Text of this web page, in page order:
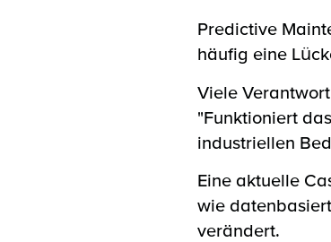
Predictive
häufig eine
Viele
"Funktioniert
industriellen
Eine aktuelle
wie
verändert.